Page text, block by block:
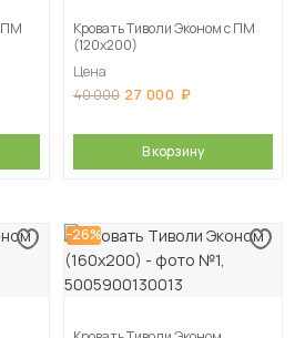
ПМ
Кровать Тиволи Эконом с ПМ
(120х200)
Цена
40 000 27 000
В корзину
-26%